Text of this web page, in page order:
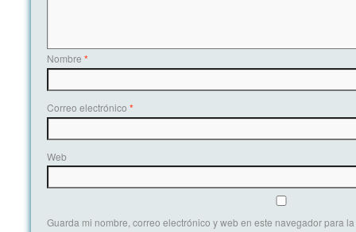
Nombre *
Correo electrónico *
Web
Guarda mi nombre, correo electrónico y web en este navegador para